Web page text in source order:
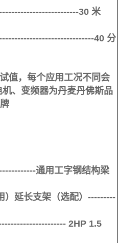
30 米
40 分
值，每个应用工况不同会
、变频器为丹麦丹佛斯品
通用工字钢结构梁
）延长支架（选配）---------
2HP 1.5